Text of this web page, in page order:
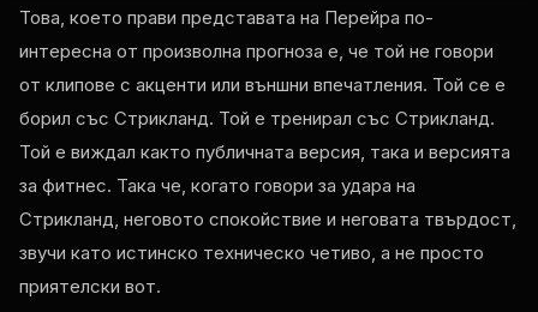
Това, което прави представата на Перейра по-
интересна от произволна прогноза е, че той не говори
от клипове с акценти или външни впечатления. Той се е
борил със Стрикланд. Той е тренирал със Стрикланд.
Той е виждал както публичната версия, така и версията
за фитнес. Така че, когато говори за удара на
Стрикланд, неговото спокойствие и неговата твърдост,
звучи като истинско техническо четиво, а не просто
приятелски вот.